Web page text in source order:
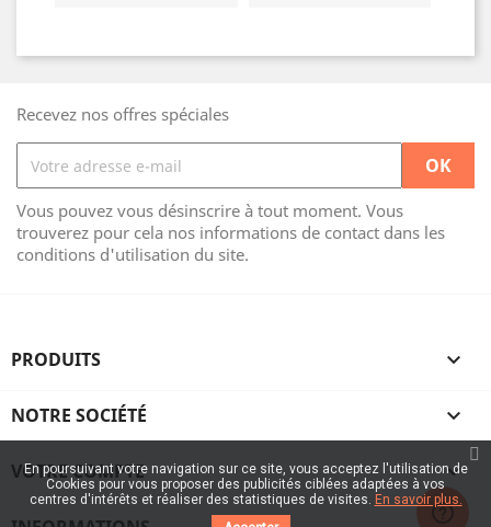
Recevez nos offres spéciales
Vous pouvez vous désinscrire à tout moment. Vous
trouverez pour cela nos informations de contact dans les
conditions d'utilisation du site.
PRODUITS 
NOTRE SOCIÉTÉ 
VOTRE COMPTE 
En poursuivant votre navigation sur ce site, vous acceptez l'utilisation de
Cookies pour vous proposer des publicités ciblées adaptées à vos
centres d'intérêts et réaliser des statistiques de visites. En savoir plus.